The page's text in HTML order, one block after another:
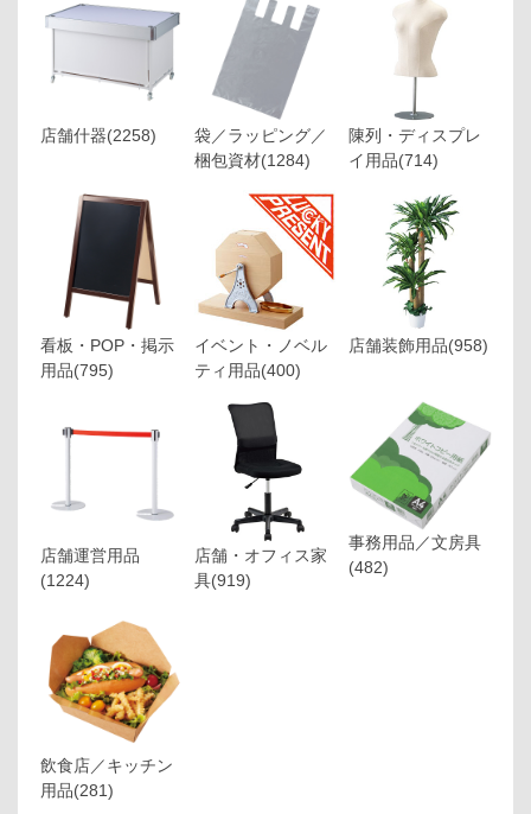
店舗什器(2258)
袋／ラッピング／
梱包資材(1284)
陳列・ディスプレ
イ用品(714)
看板・POP・掲示
用品(795)
イベント・ノベル
ティ用品(400)
店舗装飾用品(958)
店舗運営用品
(1224)
店舗・オフィス家
具(919)
事務用品／文房具
(482)
飲食店／キッチン
用品(281)